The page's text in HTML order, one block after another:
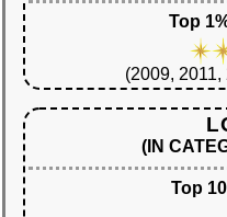
Top
(2009,
(IN
Top